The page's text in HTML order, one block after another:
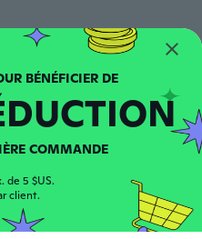
COMMANDE
de 5 $US.
client.